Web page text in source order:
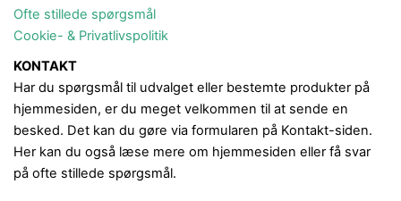
Ofte stillede spørgsmål
Cookie- & Privatlivspolitik
KONTAKT
Har du spørgsmål til udvalget eller bestemte produkter på
hjemmesiden, er du meget velkommen til at sende en
besked. Det kan du gøre via formularen på Kontakt-siden.
Her kan du også læse mere om hjemmesiden eller få svar
på ofte stillede spørgsmål.